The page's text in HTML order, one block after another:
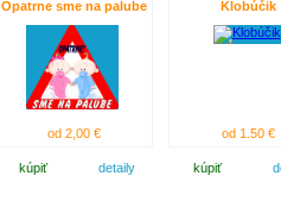
Opatrne sme na palube
od 2,00 €
kúpiť detaily
Klobúčik
od 1.50 €
kúpiť